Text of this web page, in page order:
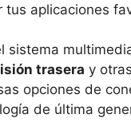
aplicaciones
sistema
trasera y
opciones de
de última